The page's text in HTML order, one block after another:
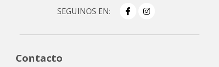
SEGUINOS EN:
Contacto